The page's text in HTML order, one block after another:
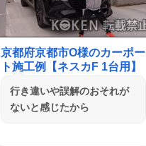
京都府京都市O様のカーポー
ト施工例【ネスカF 1台用】
行き違いや誤解のおそれが
ないと感じたから